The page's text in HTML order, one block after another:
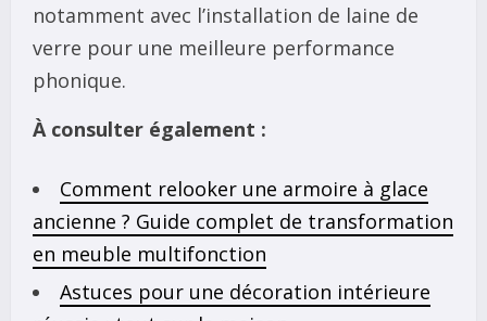
notamment avec l’installation de laine de
verre pour une meilleure performance
phonique.
À consulter également :
Comment relooker une armoire à glace
ancienne ? Guide complet de transformation
en meuble multifonction
Astuces pour une décoration intérieure